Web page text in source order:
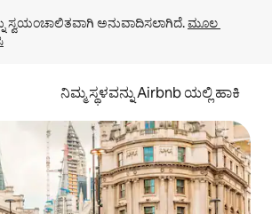
ಸ್ವಯಂಚಾಲಿತವಾಗಿ ಅನುವಾದಿಸಲಾಗಿದೆ. ಮೂಲ
ನಿಮ್ಮ ಸ್ಥಳವನ್ನು Airbnb ಯಲ್ಲಿ ಹಾಕಿ